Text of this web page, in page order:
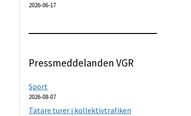
2026-06-17
Pressmeddelanden VGR
Sport
2026-08-07
Tätare turer i kollektivtrafiken